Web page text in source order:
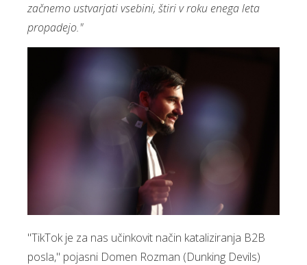
začnemo ustvarjati vsebini, štiri v roku enega leta
propadejo."
"TikTok je za nas učinkovit način kataliziranja B2B
posla," pojasni Domen Rozman (Dunking Devils)